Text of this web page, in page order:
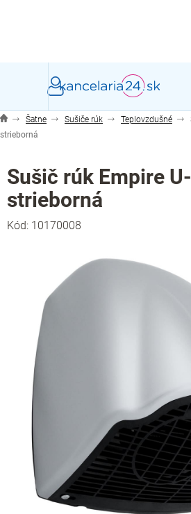
Šatne Sušiče rúk Teplovzdušné
strieborná
Sušič rúk Empire
strieborná
Kód: 10170008